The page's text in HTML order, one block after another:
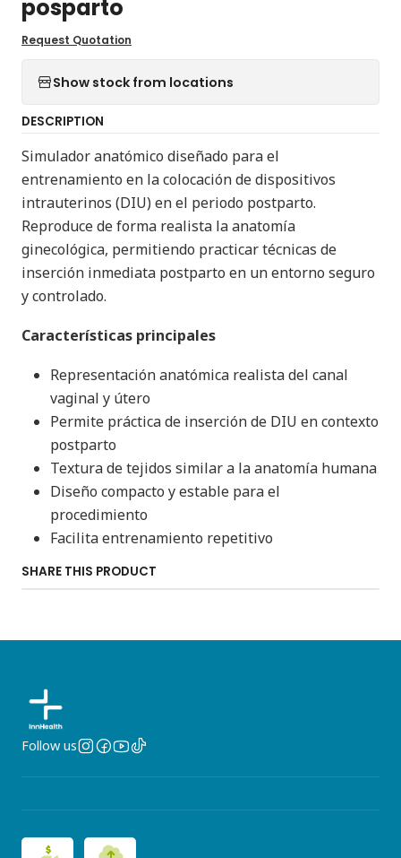
posparto
Request Quotation
Show stock from locations
DESCRIPTION
Simulador anatómico diseñado para el
entrenamiento en la colocación de dispositivos
intrauterinos (DIU) en el periodo postparto.
Reproduce de forma realista la anatomía
ginecológica, permitiendo practicar técnicas de
inserción inmediata postparto en un entorno seguro
y controlado.
Características principales
Representación anatómica realista del canal
vaginal y útero
Permite práctica de inserción de DIU en contexto
postparto
Textura de tejidos similar a la anatomía humana
Diseño compacto y estable para el
procedimiento
Facilita entrenamiento repetitivo
SHARE THIS PRODUCT
Follow us